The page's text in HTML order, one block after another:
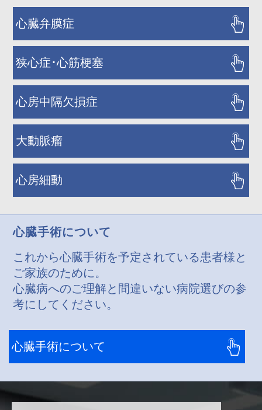
心臓弁膜症
狭心症･心筋梗塞
心房中隔欠損症
大動脈瘤
心房細動
心臓手術について
これから心臓手術を予定されている患者様と
ご家族のために。
心臓病へのご理解と間違いない病院選びの参
考にしてください。
心臓手術について